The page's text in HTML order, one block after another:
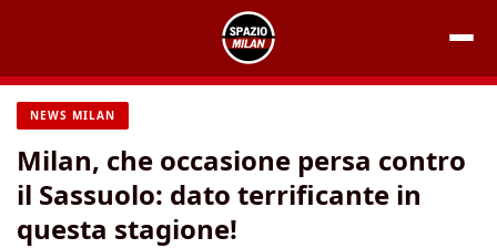
contenuto
NEWS MILAN
Milan, che occasione persa contro
il Sassuolo: dato terrificante in
questa stagione!